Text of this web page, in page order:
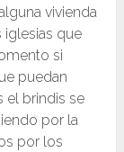
vivienda
iglesias que
si
puedan
el brindis se
por la
por los